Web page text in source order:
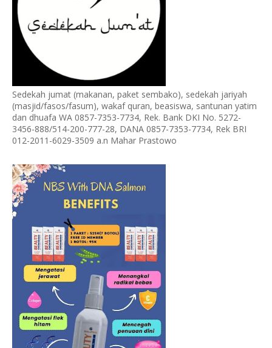
Sedekah jumat (makanan, paket sembako), sedekah jariyah
(masjid/fasos/fasum), wakaf quran, beasiswa, santunan yatim
dan dhuafa WA 0857-7353-7734, Rek. Bank DKI No. 5272-
3456-888/514-200-777-28, DANA 0857-7353-7734, Rek BRI
012-2011-6029-3509 a.n Mahar Prastowo